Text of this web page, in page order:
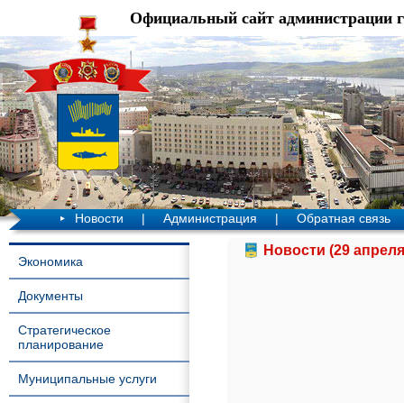
Официальный сайт администрации
Новости | Администрация | Обратная связь
Экономика
Документы
Стратегическое
планирование
Муниципальные услуги
Новости (29